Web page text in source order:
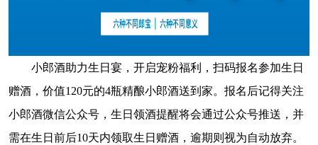
小郎酒助力生日宴，开启宠粉福利，扫码报名参加生日
赠酒，价值120元的4瓶精酿小郎酒送到家。报名后记得关注
小郎酒微信公众号，生日领酒提醒将会通过公众号推送，并
需在生日前后10天内领取生日赠酒，逾期则视为自动放弃。